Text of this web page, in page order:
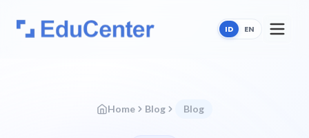
ID EN
Home Blog Blog